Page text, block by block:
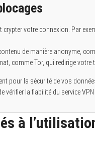
votre connexion. Par
de manière anonyme,
comme Tor, qui redirige votre
pour la sécurité de vos
la fiabilité du service
à